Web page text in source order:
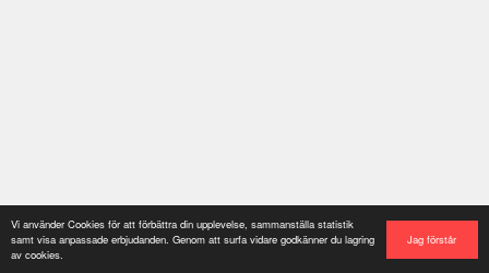
Jag förstår
Vi använder Cookies för att förbättra din upplevelse, sammanställa statistik
samt visa anpassade erbjudanden. Genom att surfa vidare godkänner du lagring
av cookies.